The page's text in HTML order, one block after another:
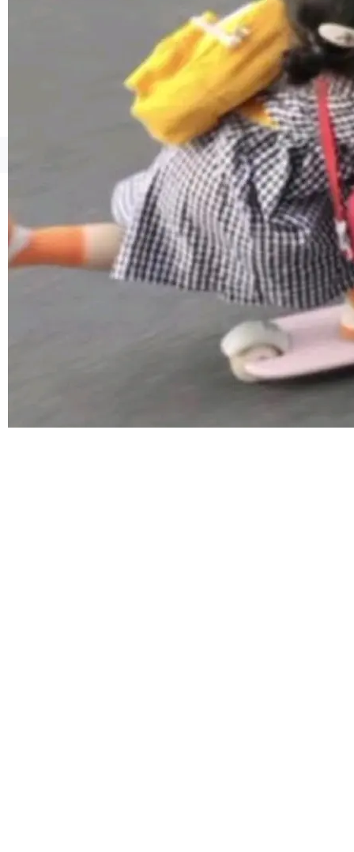
境、兼容场景、一键直出”。 Hy ASR 3.0 previe
w 不要求标准普通话，方言识别覆盖粤语、吴语
等 10 大方言片区和 20 余个二级小片区。在开
源评测集中，Hy ASR 3.0 preview 在多语种的
©OSCHINA(OSChina.NET) 京ICP备2025119063号